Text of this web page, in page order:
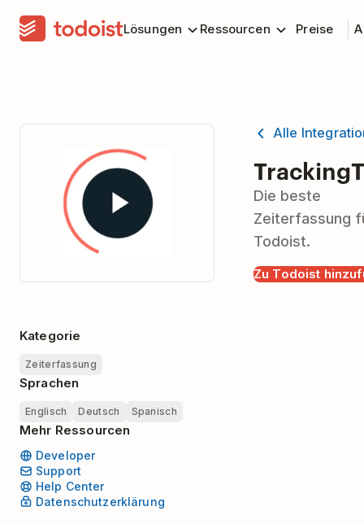
Lösungen Ressourcen Preise
Alle
Die beste
Zeiterfassung
Todoist.
Zu Todoist
Kategorie
Zeiterfassung
Sprachen
Englisch Deutsch Spanisch
Mehr Ressourcen
Developer
Support
Help Center
Datenschutzerklärung